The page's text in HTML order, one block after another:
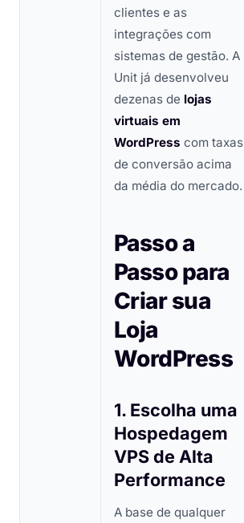
clientes e as
integrações com
sistemas de gestão. A
Unit já desenvolveu
dezenas de lojas
virtuais em
WordPress com taxas
de conversão acima
da média do mercado.
Passo a
Passo para
Criar sua
Loja
WordPress
1. Escolha uma
Hospedagem
VPS de Alta
Performance
A base de qualquer